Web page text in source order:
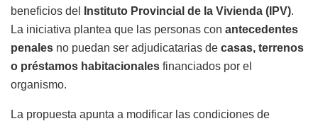
beneficios del
Instituto Provincial de la Vivienda (IPV).
La iniciativa plantea que las personas con antecedentes
penales no puedan ser adjudicatarias de casas, terrenos
o préstamos habitacionales financiados por el
organismo.
La propuesta apunta a modificar las condiciones de